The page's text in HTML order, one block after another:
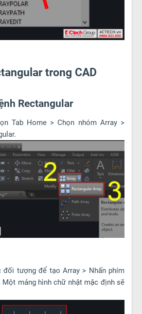
trong CAD
Rectangular
Tab Home > Chọn nhóm Array >
đối tượng để tạo Array > Nhấn phím
Một mảng hình chữ nhật mặc định sẽ